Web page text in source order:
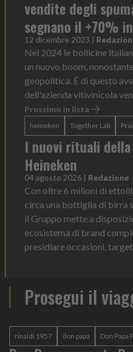
vendite degli
segnano il +70%
12 dicembre 2023 |
Nel 2024 le bollicine
un nuovo boom,
geopolitica. È di questo
dell'azienda vitivinicola
Prossimo in lista
heineken Together Lab
I nuovi rituali
Heineken
04 agosto 2026 | Redazione
Con oltre 6 milioni di
circa una bottiglia di birra
il Gruppo mette a
ecosistema di brand
presidiare occasioni,
Prosegui il
rinaldi 1957 don papa Don